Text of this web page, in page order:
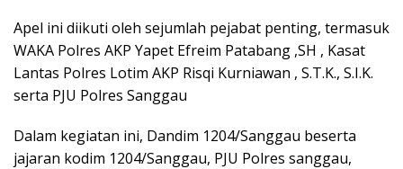
Apel ini diikuti oleh sejumlah pejabat penting, termasuk
WAKA Polres AKP Yapet Efreim Patabang ,SH , Kasat
Lantas Polres Lotim AKP Risqi Kurniawan , S.T.K., S.I.K.
serta PJU Polres Sanggau
Dalam kegiatan ini, Dandim 1204/Sanggau beserta
jajaran kodim 1204/Sanggau, PJU Polres sanggau,